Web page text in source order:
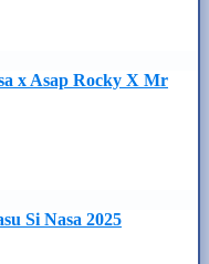
x Asap Rocky X Mr
Si Nasa 2025